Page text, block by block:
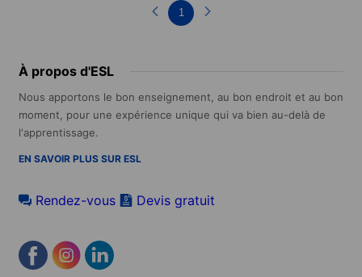
1
À propos d'ESL
Nous apportons le bon enseignement, au bon endroit et au bon
moment, pour une expérience unique qui va bien au-delà de
l'apprentissage.
EN SAVOIR PLUS SUR ESL
Rendez-vous Devis gratuit